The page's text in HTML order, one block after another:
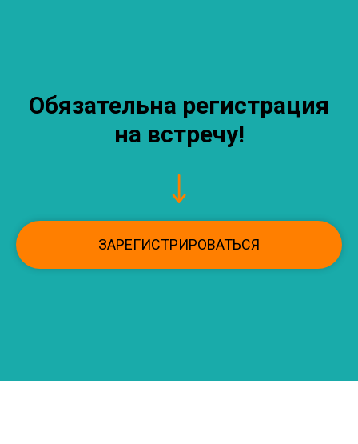
Обязательна регистрация
на встречу!
ЗАРЕГИСТРИРОВАТЬСЯ